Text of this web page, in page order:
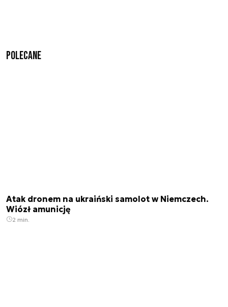
Polecane
Atak dronem na ukraiński samolot w Niemczech.
Wiózł amunicję
2 min.